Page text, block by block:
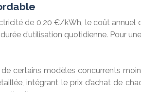
de 0,20 €/kWh, le coût annuel
d’utilisation quotidienne. Pour
certains modèles concurrents
intégrant le prix d’achat de